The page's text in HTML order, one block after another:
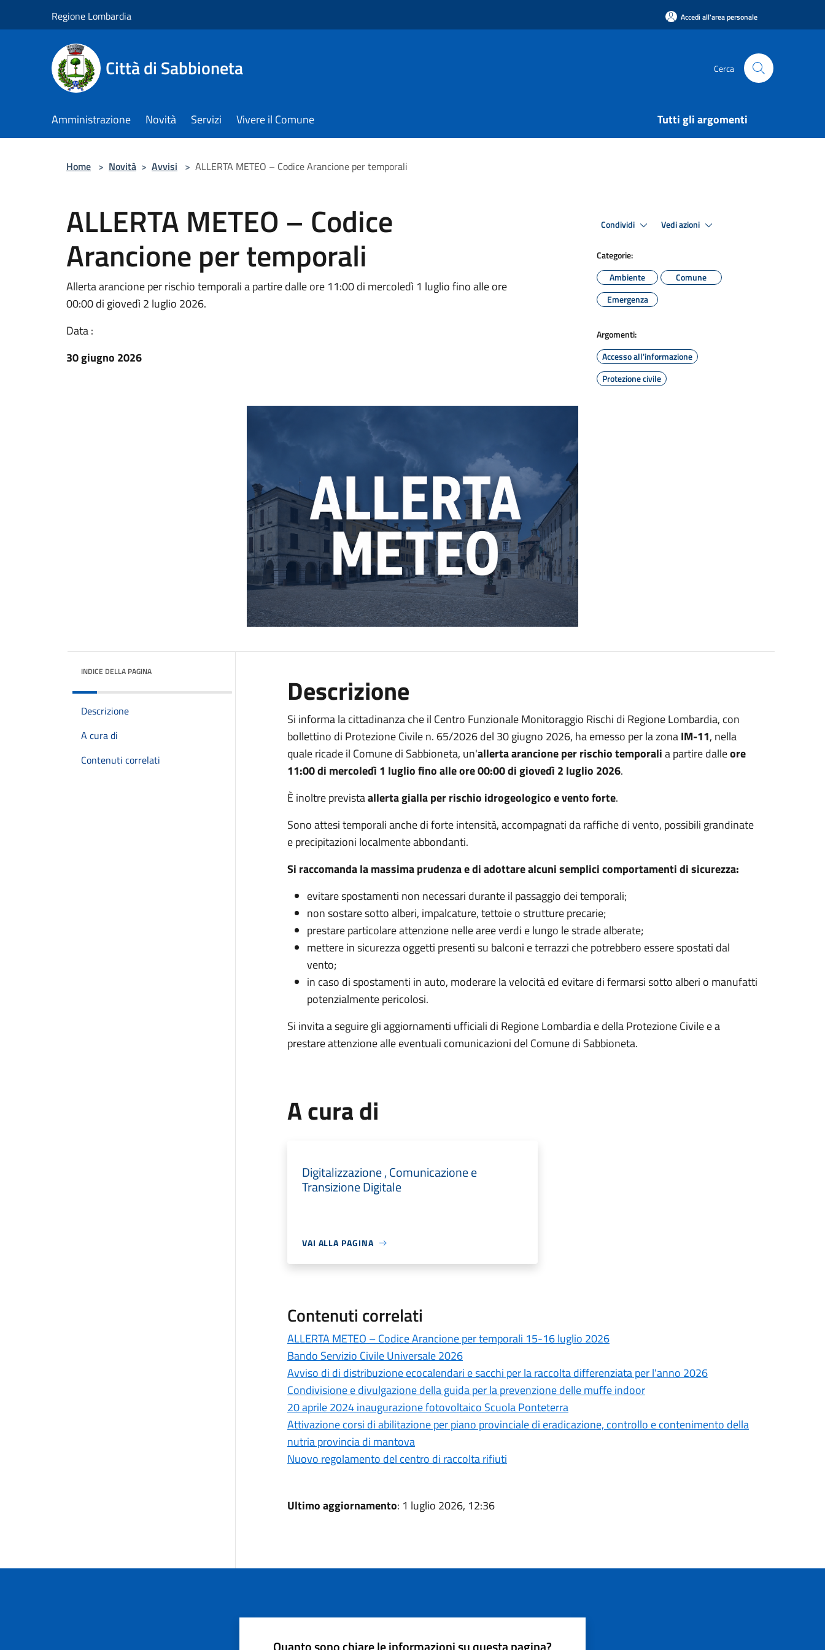
Regione Lombardia Accedi all'area personale
Città di Sabbioneta Cerca
Amministrazione Novità Servizi Vivere il Comune Tutti gli argomenti
Home > Novità > Avvisi > ALLERTA METEO – Codice Arancione per temporali
ALLERTA METEO – Codice
Arancione per temporali
Allerta arancione per rischio temporali a partire dalle ore 11:00 di mercoledì 1 luglio fino alle ore
00:00 di giovedì 2 luglio 2026.
Data :
30 giugno 2026
Condividi Vedi azioni
Categorie:
Ambiente
Comune
Emergenza
Argomenti:
Accesso all'informazione
Protezione civile
INDICE DELLA PAGINA
Descrizione
A cura di
Contenuti correlati
Descrizione
Si informa la cittadinanza che il Centro Funzionale Monitoraggio Rischi di Regione Lombardia, con
bollettino di Protezione Civile n. 65/2026 del 30 giugno 2026, ha emesso per la zonaIM-11, nella
quale ricade il Comune di Sabbioneta, un'allerta arancione per rischio temporalia partire dalleore
11:00 di mercoledì 1 luglio fino alle ore 00:00 di giovedì 2 luglio 2026.
È inoltre previstaallerta gialla per rischio idrogeologico e vento forte.
Sono attesi temporali anche di forte intensità, accompagnati da raffiche di vento, possibili grandinate
e precipitazioni localmente abbondanti.
Si raccomanda la massima prudenza e di adottare alcuni semplici comportamenti di sicurezza:
evitare spostamenti non necessari durante il passaggio dei temporali;
non sostare sotto alberi, impalcature, tettoie o strutture precarie;
prestare particolare attenzione nelle aree verdi e lungo le strade alberate;
mettere in sicurezza oggetti presenti su balconi e terrazzi che potrebbero essere spostati dal
vento;
in caso di spostamenti in auto, moderare la velocità ed evitare di fermarsi sotto alberi o manufatti
potenzialmente pericolosi.
Si invita a seguire gli aggiornamenti ufficiali di Regione Lombardia e della Protezione Civile e a
prestare attenzione alle eventuali comunicazioni del Comune di Sabbioneta.
A cura di
Digitalizzazione , Comunicazione e
Transizione Digitale
VAI ALLA PAGINA
Contenuti correlati
ALLERTA METEO – Codice Arancione per temporali 15-16 luglio 2026
Bando Servizio Civile Universale 2026
Avviso di di distribuzione ecocalendari e sacchi per la raccolta differenziata per l'anno 2026
Condivisione e divulgazione della guida per la prevenzione delle muffe indoor
20 aprile 2024 inaugurazione fotovoltaico Scuola Ponteterra
Attivazione corsi di abilitazione per piano provinciale di eradicazione, controllo e contenimento della
nutria provincia di mantova
Nuovo regolamento del centro di raccolta rifiuti
Ultimo aggiornamento: 1 luglio 2026, 12:36